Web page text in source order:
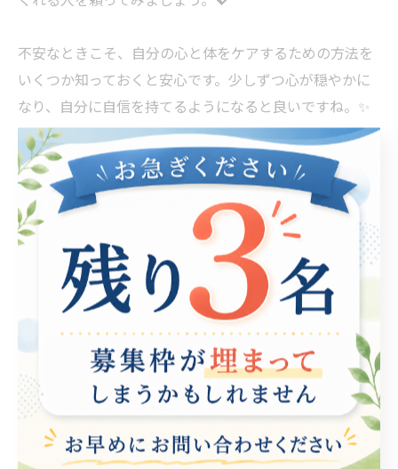
不安なときこそ、自分の心と体をケアするための方法を
いくつか知っておくと安心です。少しずつ心が穏やかに
なり、自分に自信を持てるようになると良いですね。✨
💪
--------------------------------------------------------
就労継続支援B型事業所PLUS ULTRA
🌼利用者さん募集中(見学もお気軽に！)
📍愛知県名古屋市中川区十番町２丁目６−１ KAEDEビル
🚉六番町駅（3番出口）から徒歩５分
📱052-364-8179
📩info@plus-ultra2023.com
--------------------------------------------------------